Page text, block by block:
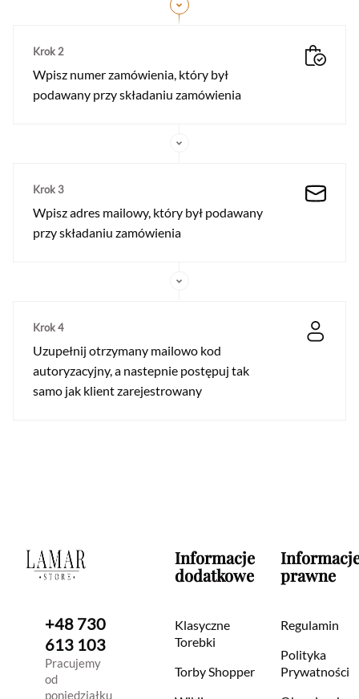
Krok 2
Wpisz numer zamówienia, który był
podawany przy składaniu zamówienia
Krok 3
Wpisz adres mailowy, który był podawany
przy składaniu zamówienia
Krok 4
Uzupełnij otrzymany mailowo kod
autoryzacyjny, a nastepnie postępuj tak
samo jak klient zarejestrowany
+48 730
613 103
Pracujemy
od
poniedziałku
Informacje
dodatkowe
Klasyczne
Torebki
Torby Shopper
prawne
Regulamin
Polityka
Prywatności